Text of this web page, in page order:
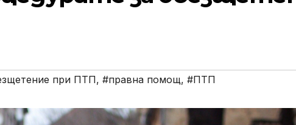
при ПТП, #правна помощ, #ПТП